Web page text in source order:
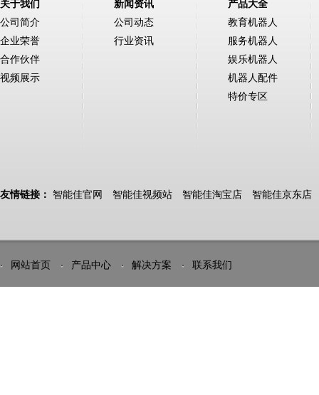
关于我们
公司简介
企业荣誉
合作伙伴
视频展示
新闻资讯
公司动态
行业资讯
产品大全
教育机器人
服务机器人
娱乐机器人
机器人配件
特价专区
友情链接： 智能佳官网 智能佳视频站 智能佳淘宝店 智能佳京东店
网站首页 产品中心 解决方案 联系我们